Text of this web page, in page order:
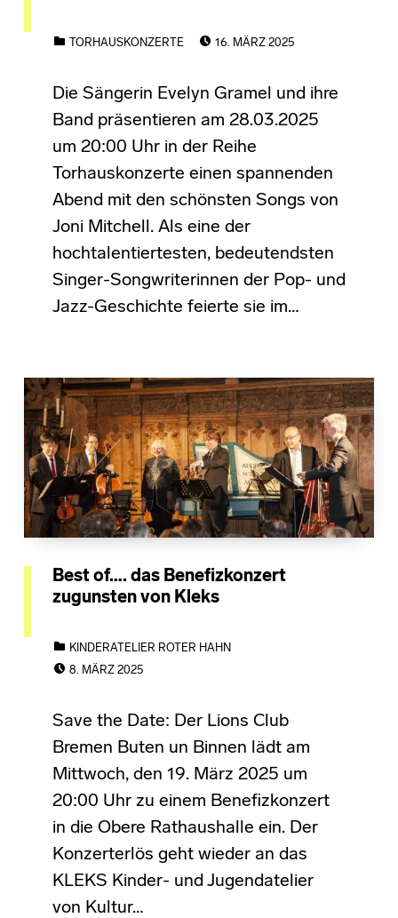
TORHAUSKONZERTE
16. MÄRZ 2025
Die Sängerin Evelyn Gramel und ihre
Band präsentieren am 28.03.2025
um 20:00 Uhr in der Reihe
Torhauskonzerte einen spannenden
Abend mit den schönsten Songs von
Joni Mitchell. Als eine der
hochtalentiertesten, bedeutendsten
Singer-Songwriterinnen der Pop- und
Jazz-Geschichte feierte sie im…
Best of…. das Benefizkonzert
zugunsten von Kleks
KINDERATELIER ROTER HAHN
8. MÄRZ 2025
Save the Date: Der Lions Club
Bremen Buten un Binnen lädt am
Mittwoch, den 19. März 2025 um
20:00 Uhr zu einem Benefizkonzert
in die Obere Rathaushalle ein. Der
Konzerterlös geht wieder an das
KLEKS Kinder- und Jugendatelier
von Kultur…